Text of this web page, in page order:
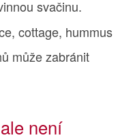
svačinu.
cottage, hummus
může zabránit
není